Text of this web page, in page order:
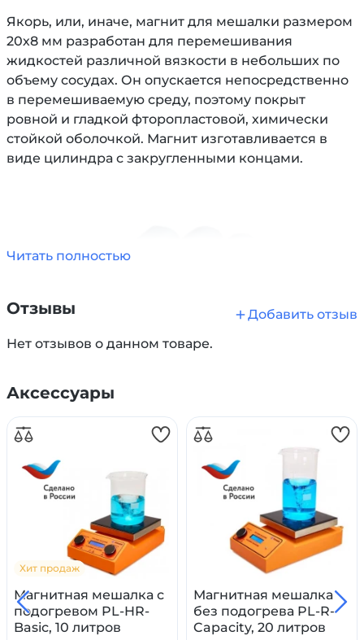
Якорь, или, иначе, магнит для мешалки размером
20х8 мм разработан для перемешивания
жидкостей различной вязкости в небольших по
объему сосудах. Он опускается непосредственно
в перемешиваемую среду, поэтому покрыт
ровной и гладкой фторопластовой, химически
стойкой оболочкой. Магнит изготавливается в
виде цилиндра с закругленными концами.
Якорь вращается под воздействием магнитного
поля электромотора, при этом прямого контакта
мотора и якоря нет. Такая конструкция делает
мешалку надежной и безопасной. Если нужно,
перемешивать жидкость можно в полностью
При правильном хранении изделие отличается
Читать полностью
Отзывы
Добавить отзыв
Нет отзывов о данном товаре.
Аксессуары
Хит продаж
Магнитная мешалка с
подогревом PL-HR-
Basic, 10 литров
Магнитная мешалка
без подогрева PL-R-
Capacity, 20 литров